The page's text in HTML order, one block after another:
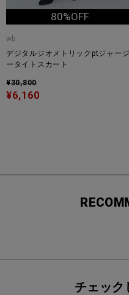
80%OFF
wb
デジタルジオメトリックptジャージ
ータイトスカート
¥30,800
¥6,160
チェック